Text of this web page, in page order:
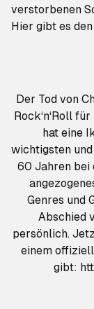
verstorbenen
Hier gibt es
Der Tod von
Rock‘n‘Roll
hat eine
wichtigsten
60 Jahren bei
Genres und
Abschied
persönlich.
einem
gibt: https://www.youtube.com/watch?